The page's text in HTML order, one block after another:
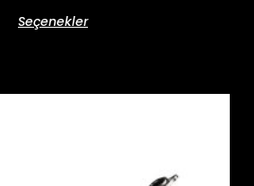
Seçenekler